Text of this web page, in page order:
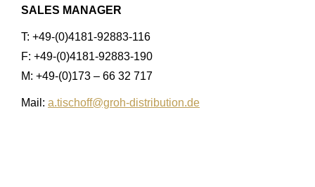
SALES MANAGER
T: +49-(0)4181-92883-116
F: +49-(0)4181-92883-190
M: +49-(0)173 – 66 32 717
Mail: a.tischoff@groh-distribution.de